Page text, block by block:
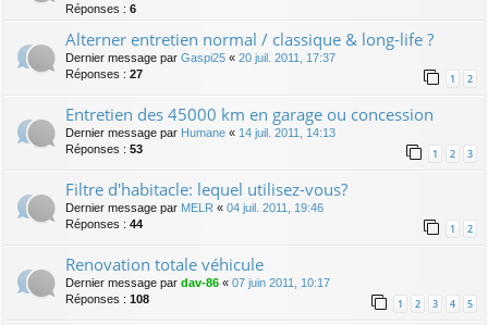
Réponses : 6
Alterner entretien normal / classique & long-life ?
Dernier message par Gaspi25 « 20 juil. 2011, 17:37
Réponses : 27 1 2
Entretien des 45000 km en garage ou concession
Dernier message par Humane « 14 juil. 2011, 14:13
Réponses : 53 1 2 3
Filtre d'habitacle: lequel utilisez-vous?
Dernier message par MELR « 04 juil. 2011, 19:46
Réponses : 44 1 2
Renovation totale véhicule
Dernier message par dav-86 « 07 juin 2011, 10:17
Réponses : 108 1 2 3 4 5